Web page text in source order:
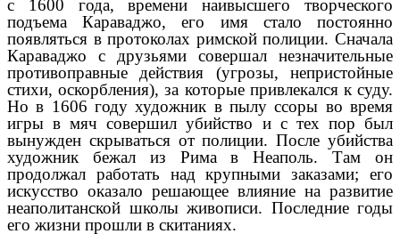
с 1600 года, времени наивысшего творческого
подъема Караваджо, его имя стало постоянно
появляться в протоколах римской полиции. Сначала
Караваджо с друзьями совершал незначительные
противоправные действия (угрозы, непристойные
стихи, оскорбления), за которые привлекался к суду.
Но в 1606 году художник в пылу ссоры во время
игры в мяч совершил убийство и с тех пор был
вынужден скрываться от полиции. После убийства
художник бежал из Рима в Неаполь. Там он
продолжал работать над крупными заказами; его
искусство оказало решающее влияние на развитие
неаполитанской школы живописи. Последние годы
его жизни прошли в скитаниях.